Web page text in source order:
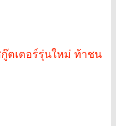
ตเตอร์รุ่นใหม่ ท้าชน